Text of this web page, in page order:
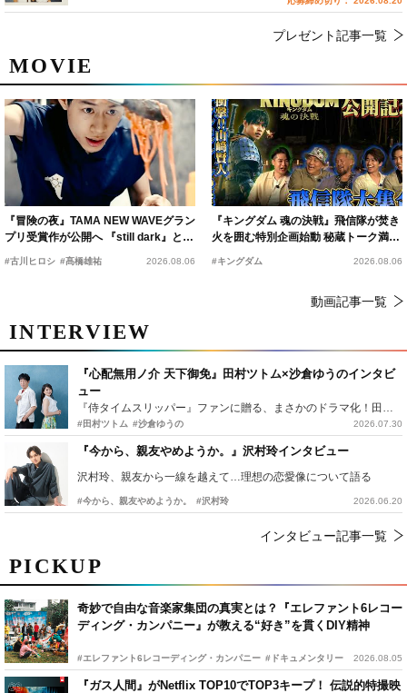
PICKUP
奇妙で自由な音楽家集団の真実とは？『エレファント6レコー
ディング・カンパニー』が教える“好き”を貫くDIY精神
#エレファント6レコーディング・カンパニー #ドキュメンタリー 2026.08.05
『ガス人間』がNetflix TOP10でTOP3キープ！ 伝説的特撮映
MOVIE
『冒険の夜』TAMA NEW WAVEグラン
プリ受賞作が公開へ 『still dark』と同
時上映決定
#古川ヒロシ #髙橋雄祐 2026.08.06
『キングダム 魂の決戦』飛信隊が焚き
火を囲む特別企画始動 秘蔵トーク満載
の“キングダムキャンプ”開催
#キングダム 2026.08.06
動画記事一覧
INTERVIEW
『心配無用ノ介 天下御免』田村ツトム×沙倉ゆうのインタビ
ュー
『侍タイムスリッパー』ファンに贈る、まさかのドラマ化！田村ツトム×沙倉ゆうのが語る『心配無用ノ介』撮影秘話
#田村ツトム #沙倉ゆうの 2026.07.30
『今から、親友やめようか。』沢村玲インタビュー
沢村玲、親友から一線を越えて…理想の恋愛像について語る
#今から、親友やめようか。 #沢村玲 2026.06.20
インタビュー記事一覧
プレゼント記事一覧